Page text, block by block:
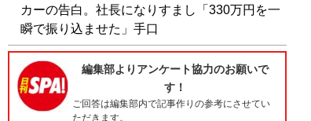
カーの告白。社長になりすまし「330万円を一
瞬で振り込ませた」手口